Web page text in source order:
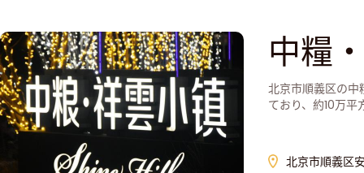
中糧
北京市順義区の中
ており、約10万
北京市順義区